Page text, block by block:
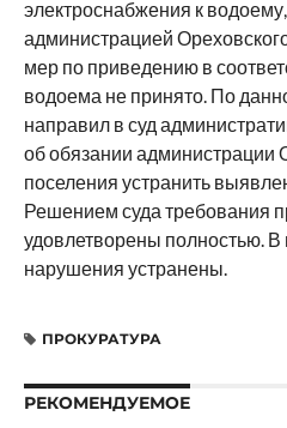
электроснабжения к
администрацией
мер по приведению в
водоема не принято. По
направил в суд
об обязании администрации
поселения устранить
Решением суда требования
удовлетворены полностью.
нарушения устранены.
ПРОКУРАТУРА
РЕКОМЕНДУЕМОЕ